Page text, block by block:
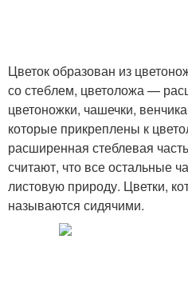
Цветок образован из
со стеб­лем, цветоложа —
цветоножки, чашечки,
которые прикреплены к
расширенная стеблевая
считают, что все остальные
листовую приро­ду. Цветки,
называются сидячими.